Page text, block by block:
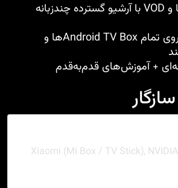
آپدیت منظم کانال‌ها و VOD با آرشیو گسترده چندزبانه
نصب آسان و سریع روی تمام Android TV Box‌ها و
+ آموزش‌های قدم‌به‌قدم
Xiaomi (Mi Box / TV Stick),